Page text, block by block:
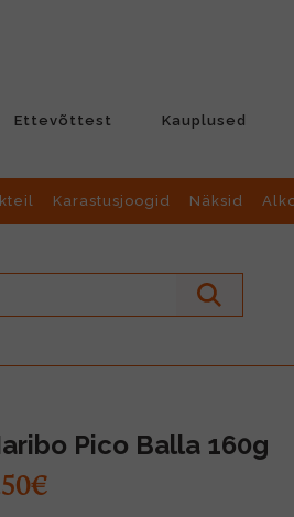
Ettevõttest Kauplused
Karastusjoogid Näksid
Pico Balla 160g